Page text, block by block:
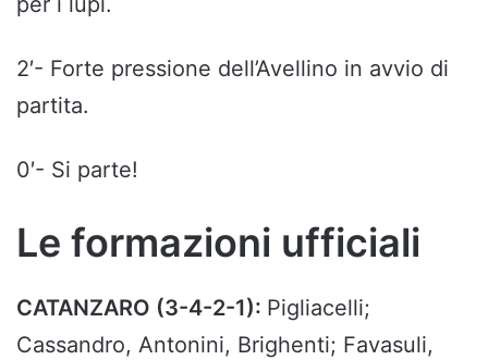
2′- Forte pressione dell’Avellino in avvio di
partita.
0′- Si parte!
Le formazioni ufficiali
CATANZARO (3-4-2-1): Pigliacelli;
Cassandro, Antonini, Brighenti; Favasuli,